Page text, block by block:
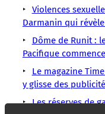
Violences
Darmanin qui
Dôme de Runit :
Pacifique
Le magazine
y glisse des
Les réserves de